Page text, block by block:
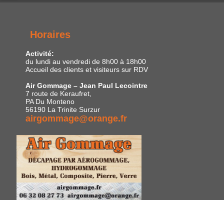
Horaires
Activité:
du lundi au vendredi de 8h00 à 18h00
Accueil des clients et visiteurs sur RDV
Air Gommage – Jean Paul Lecointre
7 route de Keraufret,
PA Du Monteno
56190 La Trinite Surzur
airgommage@orange.fr